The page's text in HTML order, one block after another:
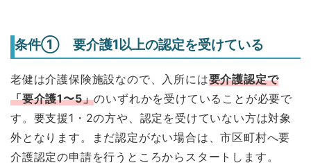
条件① 要介護1以上の認定を受けている
老健は介護保険施設なので、入所には要介護認定で
「要介護1〜5」のいずれかを受けていることが必要で
す。要支援1・2の方や、認定を受けていない方は対象
外となります。まだ認定がない場合は、市区町村へ要
介護認定の申請を行うところからスタートします。